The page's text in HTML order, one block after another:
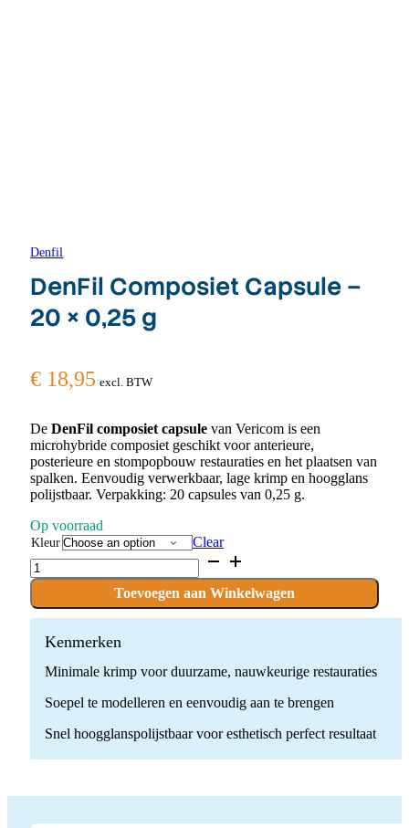
Denfil
DenFil Composiet Capsule –
20 × 0,25 g
€ 18,95 excl. BTW
De DenFil composiet capsule van Vericom is een
microhybride composiet geschikt voor anterieure,
posterieure en stompopbouw restauraties en het plaatsen van
spalken. Eenvoudig verwerkbaar, lage krimp en hoogglans
polijstbaar. Verpakking: 20 capsules van 0,25 g.
Op voorraad
Kleur
Clear
DenFil
Composiet
–
20
Toevoegen aan Winkelwagen
Kenmerken
Minimale krimp voor duurzame, nauwkeurige restauraties
Soepel te modelleren en eenvoudig aan te brengen
Snel hoogglanspolijstbaar voor esthetisch perfect resultaat